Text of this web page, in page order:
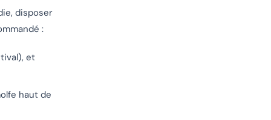
disposer
:
et
haut de